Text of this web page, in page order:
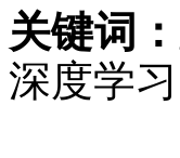
关键词：
深度学习